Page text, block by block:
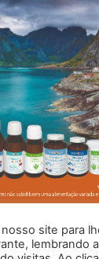
site para
lembrando